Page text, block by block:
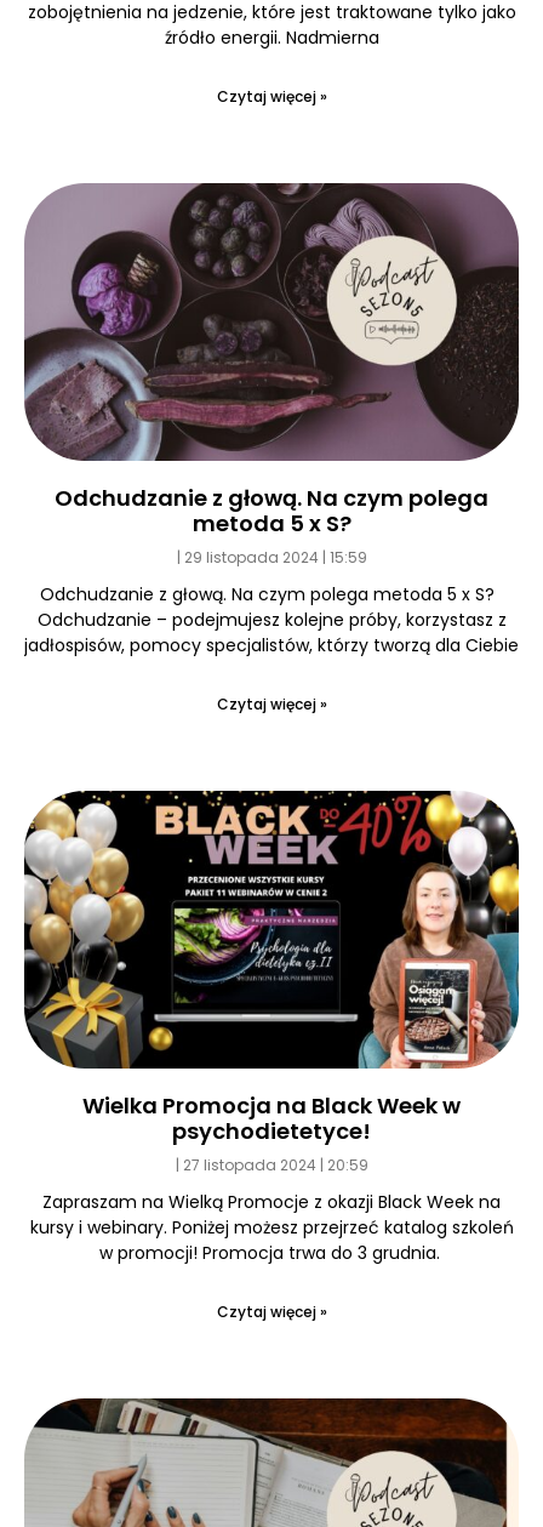
zobojętnienia na jedzenie, które jest traktowane tylko jako
źródło energii. Nadmierna
Czytaj więcej »
Odchudzanie z głową. Na czym polega
metoda 5 x S?
29 listopada 2024 15:59
Odchudzanie z głową. Na czym polega metoda 5 x S?
Odchudzanie – podejmujesz kolejne próby, korzystasz z
jadłospisów, pomocy specjalistów, którzy tworzą dla Ciebie
Czytaj więcej »
Wielka Promocja na Black Week w
psychodietetyce!
27 listopada 2024 20:59
Zapraszam na Wielką Promocje z okazji Black Week na
kursy i webinary. Poniżej możesz przejrzeć katalog szkoleń
w promocji! Promocja trwa do 3 grudnia.
Czytaj więcej »